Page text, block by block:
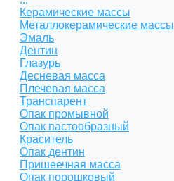
Керамические массы
Металлокерамические массы
Эмаль
Дентин
Глазурь
Десневая масса
Плечевая масса
Транспарент
Опак промывной
Опак пастообразный
Краситель
Опак дентин
Пришеечная масса
Опак порошковый